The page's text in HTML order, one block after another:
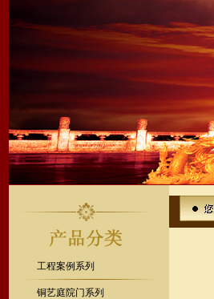
工程案例系列
铜艺庭院门系列